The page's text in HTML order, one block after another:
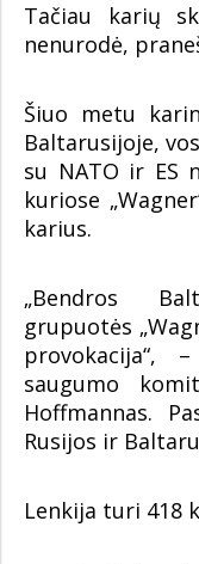
Tačiau karių
nenurodė,
Šiuo metu
Baltarusijoje,
su NATO ir ES
kuriose
karius.
„Bendros
grupuotės
provokacija“,
saugumo
Hoffmannas.
Rusijos ir
Lenkija turi 418